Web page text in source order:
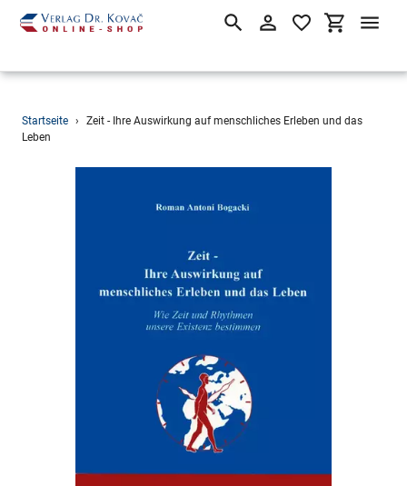
Direkt
zum
SuchenEinloggen
Startseite ›
Zeit - Ihre Auswirkung auf menschliches Erleben und das
Leben